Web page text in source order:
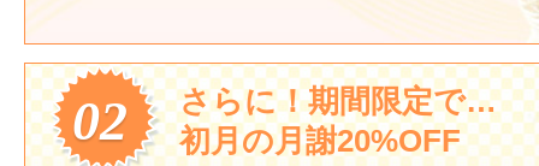
02
さらに！期間限定で…
初月の月謝20%OFF